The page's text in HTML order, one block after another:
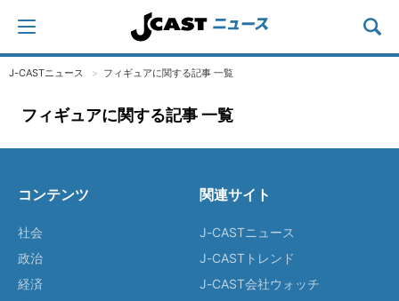
J-CASTニュース フィギュアに関する記事 一覧
フィギュアに関する記事 一覧
コンテンツ
社会
政治
経済
関連サイト
J-CASTニュース
J-CASTトレンド
J-CAST会社ウォッチ